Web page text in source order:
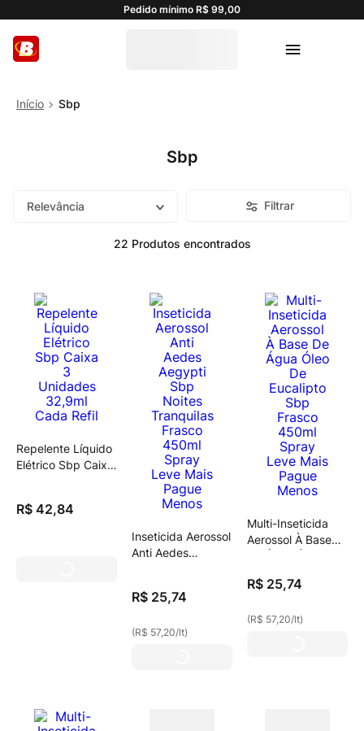
Pedido mínimo R$ 99,00
Sbp
Sbp
Relevância Filtrar
22 Produtos
Repelente Líquido
Elétrico Sbp Caixa
R$ 42,84
Inseticida Aerossol
Anti Aedes
Frasco 450ml
Pague Menos
R$ 25,74
(R$ 57,20/lt)
Multi-Inseticida
Aerossol À Base
Frasco 450ml
Pague Menos
R$ 25,74
(R$ 57,20/lt)